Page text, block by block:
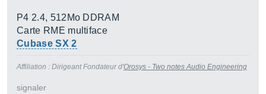
P4 2.4, 512Mo DDRAM
Carte RME multiface
Cubase SX 2
Affiliation : Dirigeant Fondateur d'Orosys - Two notes Audio Engineering
signaler